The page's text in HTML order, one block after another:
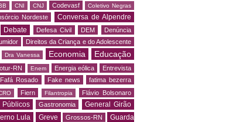
CNI CNJ Codevasf Coletivo Negras
Nordeste Conversa de Alpendre
Debate Defesa Civil DEM Denúncia
Direitos da Criança e do Adolescente
Dra Vanessa Economia Educação
RN Enem Energia eólica Entrevista
Fafá Rosado Fake news fatima bezerra
Fiern Filantropia Flávio Bolsonaro
Públicos Gastronomia General Girão
Lula Greve Grossos-RN
Guarda